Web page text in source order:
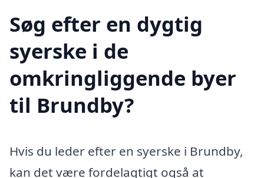
Søg efter en dygtig
syerske i de
omkringliggende byer
til Brundby?
Hvis du leder efter en syerske i Brundby,
kan det være fordelagtigt også at